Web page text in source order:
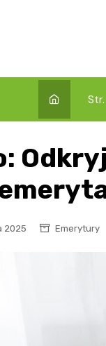
2025 Emerytury